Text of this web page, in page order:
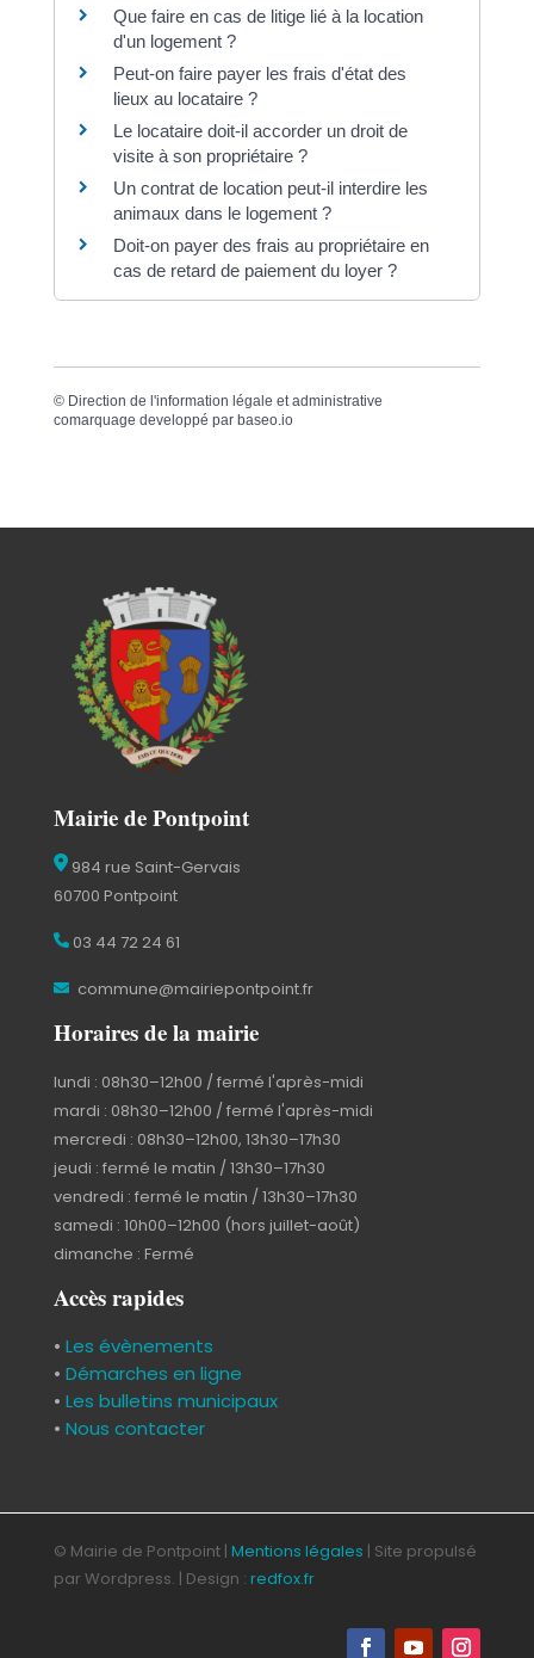
Que faire en cas de litige lié à la location
d'un logement ?
Peut-on faire payer les frais d'état des
lieux au locataire ?
Le locataire doit-il accorder un droit de
visite à son propriétaire ?
Un contrat de location peut-il interdire les
animaux dans le logement ?
Doit-on payer des frais au propriétaire en
cas de retard de paiement du loyer ?
© Direction de l'information légale et administrative
comarquage developpé par baseo.io
Mairie de Pontpoint
984 rue Saint-Gervais
60700 Pontpoint
03 44 72 24 61
commune@mairiepontpoint.fr
Horaires de la mairie
lundi : 08h30–12h00 / fermé l'après-midi
mardi : 08h30–12h00 / fermé l'après-midi
mercredi : 08h30–12h00, 13h30–17h30
jeudi : fermé le matin / 13h30–17h30
vendredi : fermé le matin / 13h30–17h30
samedi : 10h00–12h00 (hors juillet-août)
dimanche : Fermé
Accès rapides
• Les évènements
• Démarches en ligne
• Les bulletins municipaux
• Nous contacter
© Mairie de Pontpoint | Mentions légales | Site propulsé
par Wordpress. | Design : redfox.fr